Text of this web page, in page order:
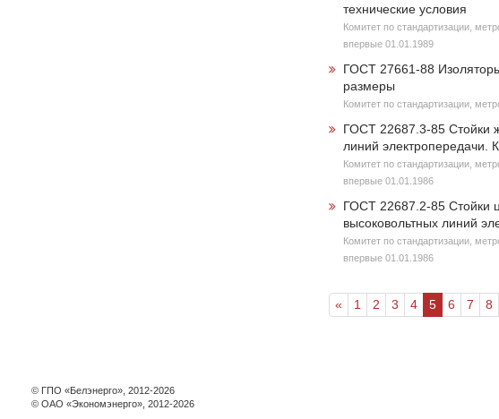
технические условия
Комитет по стандартизации,
впервые 01.01.1989
ГОСТ 27661-88
размеры
Комитет по стандартизации,
ГОСТ 22687.3-85 Стойки
линий электропередачи.
Комитет по стандартизации,
впервые 01.01.1986
ГОСТ 22687.2-85 Стойки
высоковольтных линий
Комитет по стандартизации,
впервые 01.01.1986
« 1 2 3 4 5 6 7 8
© ГПО «Белэнерго», 2012-2026
© ОАО «Экономэнерго», 2012-2026